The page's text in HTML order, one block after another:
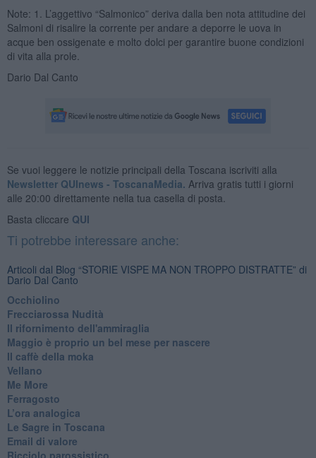
Note: 1. L’aggettivo “Salmonico” deriva dalla ben nota attitudine dei
Salmoni di risalire la corrente per andare a deporre le uova in
acque ben ossigenate e molto dolci per garantire buone condizioni
di vita alla prole.
Dario Dal Canto
Se vuoi leggere le notizie principali della Toscana iscriviti alla
Newsletter QUInews - ToscanaMedia. Arriva gratis tutti i giorni
alle 20:00 direttamente nella tua casella di posta.
Basta cliccare QUI
Ti potrebbe interessare anche:
Articoli dal Blog “STORIE VISPE MA NON TROPPO DISTRATTE” di
Dario Dal Canto
Occhiolino
Frecciarossa Nudità
Il rifornimento dell'ammiraglia
​Maggio è proprio un bel mese per nascere
Il caffè della moka
​Vellano
​Me More
​Ferragosto
​L’ora analogica
​Le Sagre in Toscana
​Email di valore
​Ricciolo parossistico